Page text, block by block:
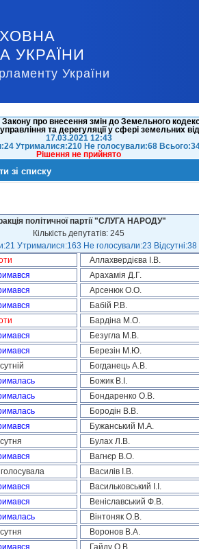
УКРАЇНИ
України
про внесення змін до Земельного
та дерегуляції у сфері земельних
17.03.2021 12:43
Утрималися:210 Не голосували:68
Рішення не прийнято
зі списку
політичної партії "СЛУГА НАРОДУ"
Кількість депутатів: 245
Утрималися:163 Не голосували:23 Відсутні:38
Аллахвердієва І.В.
Арахамія Д.Г.
Арсенюк О.О.
Бабій Р.В.
Бардіна М.О.
Безугла М.В.
Березін М.Ю.
Богданець А.В.
Божик В.І.
Бондаренко О.В.
Бородін В.В.
Бужанський М.А.
Булах Л.В.
Вагнєр В.О.
Василів І.В.
Васильковський І.І.
Веніславський Ф.В.
Вінтоняк О.В.
Воронов В.А.
Гайду О.В.